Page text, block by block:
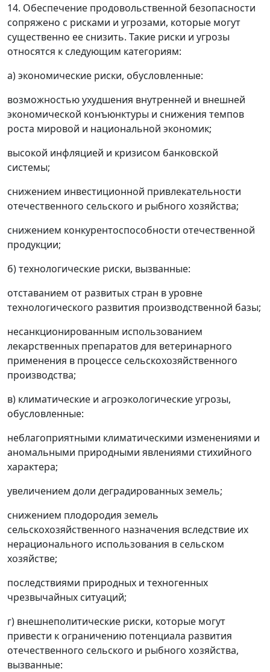
14. Обеспечение продовольственной безопасности
сопряжено с рисками и угрозами, которые могут
существенно ее снизить. Такие риски и угрозы
относятся к следующим категориям:
а) экономические риски, обусловленные:
возможностью ухудшения внутренней и внешней
экономической конъюнктуры и снижения темпов
роста мировой и национальной экономик;
высокой инфляцией и кризисом банковской
системы;
снижением инвестиционной привлекательности
отечественного сельского и рыбного хозяйства;
снижением конкурентоспособности отечественной
продукции;
б) технологические риски, вызванные:
отставанием от развитых стран в уровне
технологического развития производственной базы;
несанкционированным использованием
лекарственных препаратов для ветеринарного
применения в процессе сельскохозяйственного
производства;
в) климатические и агроэкологические угрозы,
обусловленные:
неблагоприятными климатическими изменениями и
аномальными природными явлениями стихийного
характера;
увеличением доли деградированных земель;
снижением плодородия земель
сельскохозяйственного назначения вследствие их
нерационального использования в сельском
хозяйстве;
последствиями природных и техногенных
чрезвычайных ситуаций;
г) внешнеполитические риски, которые могут
привести к ограничению потенциала развития
отечественного сельского и рыбного хозяйства,
вызванные: